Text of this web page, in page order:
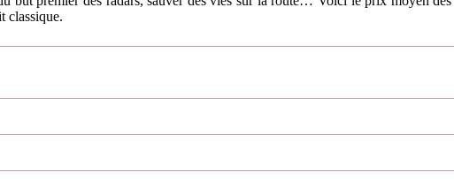
classique.